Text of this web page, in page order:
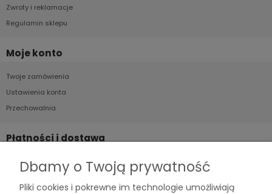
Zwroty i reklamacje
Regulamin sklepu
Moje konto
Twoje zamówienia
Ustawienia konta
Przechowalnia
Płatności i dostawa
Formy płatności
Czas i koszty dostawy
Dbamy o Twoją prywatność
Pliki cookies i pokrewne im technologie umożliwiają